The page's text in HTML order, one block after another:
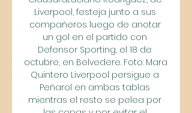
Liverpool, festeja junto a sus
compañeros luego de anotar
un gol en el partido con
Defensor Sporting, el 18 de
octubre, en Belvedere. Foto: Mara
Quintero Liverpool persigue a
Peñarol en ambas tablas
mientras el resto se pelea por